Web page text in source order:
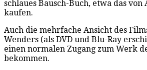
schlaues Bausch-Buch, etwa das von
kaufen.
Auch die mehrfache Ansicht des
Wenders (als DVD und Blu-Ray
einen normalen Zugang zum Werk
bekommen.